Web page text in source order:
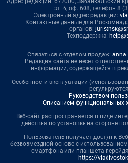
Адрес редакции: 672000, Забайкальский
эт. 6, оф. 608, телефон 8
Электронный адрес редакции:
Контактные данные для
органов:
Техподдержка:
Связаться с отделом продаж:
Редакция сайта не несет
информации, содержащейся в
Особенности эксплуатации
Руководством
Описанием функциональных
Веб-сайт распространяется в виде
действия по установке на стороне
Пользователь получает доступ к
безвозмездной основе с
смартфона или планшета перейдя
https://